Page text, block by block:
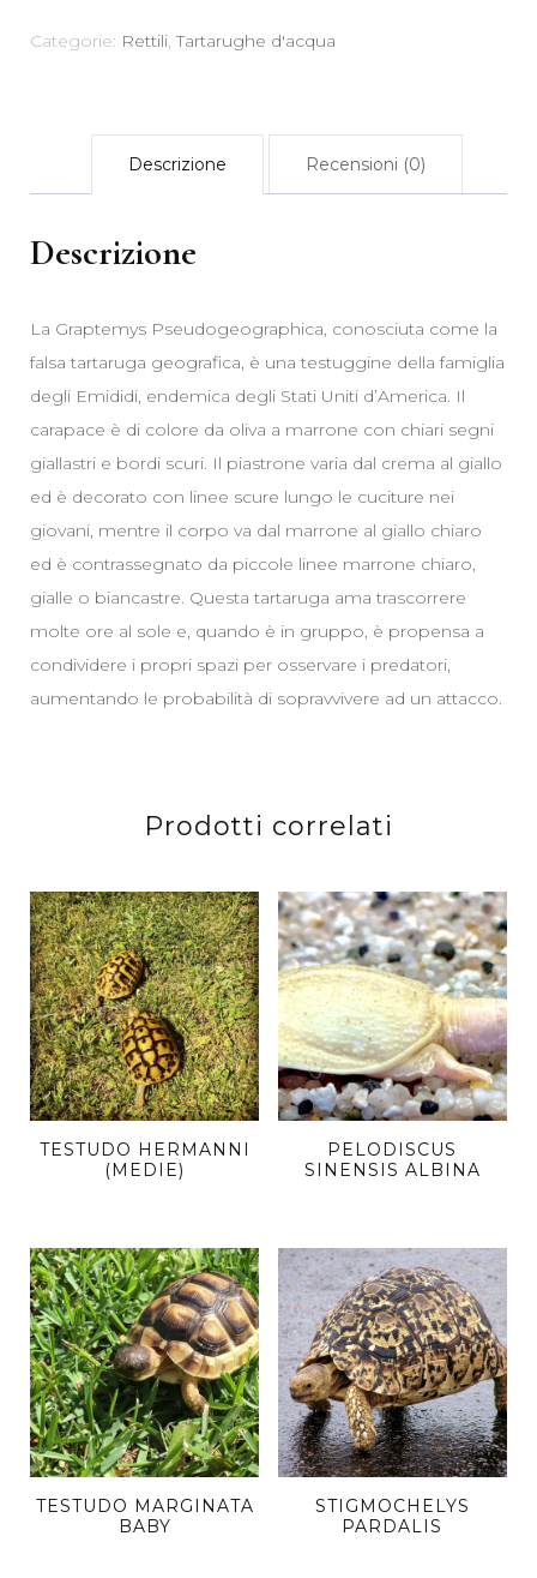
Categorie: Rettili,Tartarughe d'acqua
Descrizione Recensioni (0)
Descrizione
La Graptemys Pseudogeographica, conosciuta come la
falsa tartaruga geografica, è una testuggine della famiglia
degli Emididi, endemica degli Stati Uniti d’America. Il
carapace è di colore da oliva a marrone con chiari segni
giallastri e bordi scuri. Il piastrone varia dal crema al giallo
ed è decorato con linee scure lungo le cuciture nei
giovani, mentre il corpo va dal marrone al giallo chiaro
ed è contrassegnato da piccole linee marrone chiaro,
gialle o biancastre. Questa tartaruga ama trascorrere
molte ore al sole e, quando è in gruppo, è propensa a
condividere i propri spazi per osservare i predatori,
aumentando le probabilità di sopravvivere ad un attacco.
Prodotti correlati
TESTUDO HERMANNI
(MEDIE)
PELODISCUS
SINENSIS ALBINA
TESTUDO MARGINATA
BABY
STIGMOCHELYS
PARDALIS